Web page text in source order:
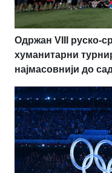
Одржан VIII руско-
хуманитарни
најмасовнији до